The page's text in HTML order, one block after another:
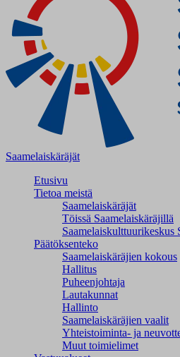
Saamelaiskäräjät
Etusivu
Tietoa meistä
Saamelaiskäräjät
Töissä Saamelaiskäräjillä
Saamelaiskulttuuri­keskus
Päätöksenteko
Saamelaiskäräjien kokous
Hallitus
Puheenjohtaja
Lautakunnat
Hallinto
Saamelaiskäräjien vaalit
Yhteistoiminta- ja
Muut toimielimet